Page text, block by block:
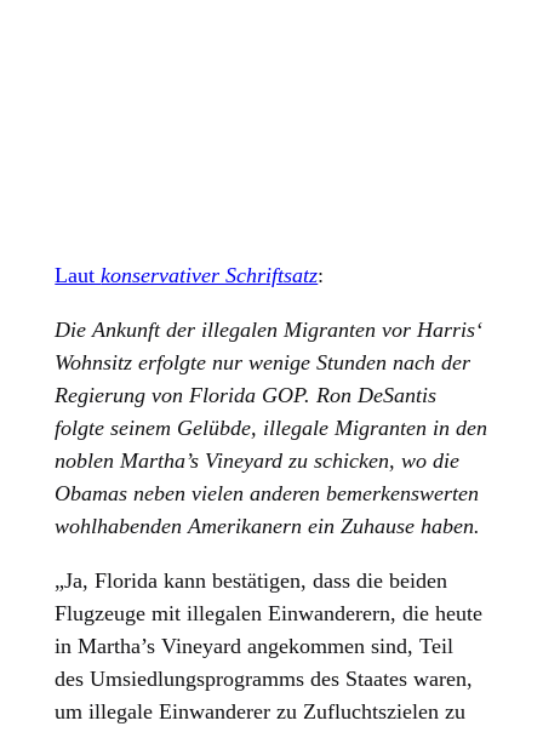
Lautkonservativer Schriftsatz:
Die Ankunft der illegalen Migranten vor Harris‘
Wohnsitz erfolgte nur wenige Stunden nach der
Regierung von Florida GOP. Ron DeSantis
folgte seinem Gelübde, illegale Migranten in den
noblen Martha’s Vineyard zu schicken, wo die
Obamas neben vielen anderen bemerkenswerten
wohlhabenden Amerikanern ein Zuhause haben.
„Ja, Florida kann bestätigen, dass die beiden
Flugzeuge mit illegalen Einwanderern, die heute
in Martha’s Vineyard angekommen sind, Teil
des Umsiedlungsprogramms des Staates waren,
um illegale Einwanderer zu Zufluchtszielen zu